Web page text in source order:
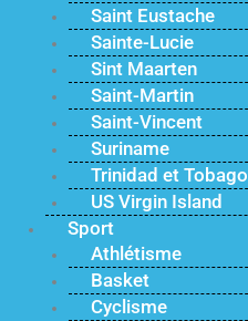
Saint Eustache
Sainte-Lucie
Sint Maarten
Saint-Martin
Saint-Vincent
Suriname
Trinidad et Tobago
US Virgin Island
Sport
Athlétisme
Basket
Cyclisme